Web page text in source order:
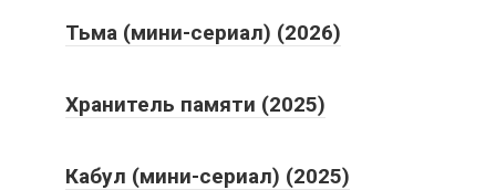
Тьма (мини-сериал) (2026)
Хранитель памяти (2025)
Кабул (мини-сериал) (2025)